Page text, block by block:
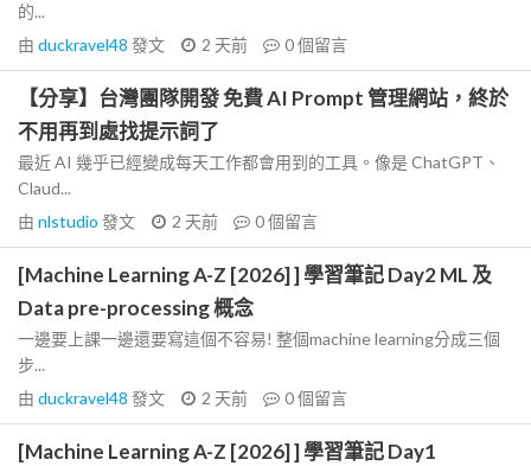
的...
由 duckravel48 發文 2 天前 0個留言
【分享】台灣團隊開發 免費 AI Prompt 管理網站，終於
不用再到處找提示詞了
最近 AI 幾乎已經變成每天工作都會用到的工具。像是 ChatGPT、
Claud...
由 nlstudio 發文 2 天前 0個留言
[Machine Learning A-Z [2026] ] 學習筆記 Day2 ML 及
Data pre-processing 概念
一邊要上課一邊還要寫這個不容易! 整個machine learning分成三個
步...
由 duckravel48 發文 2 天前 0個留言
[Machine Learning A-Z [2026] ] 學習筆記 Day1